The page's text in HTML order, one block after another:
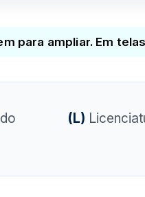
para ampliar. Em
(L)